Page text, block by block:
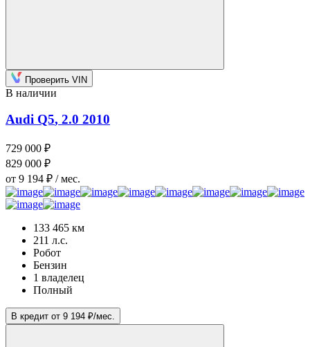
Проверить VIN
В наличии
Audi Q5, 2.0 2010
729 000 ₽
829 000 ₽
от 9 194 ₽ / мес.
133 465 км
211 л.с.
Робот
Бензин
1 владелец
Полный
В кредит от 9 194 ₽/мес.